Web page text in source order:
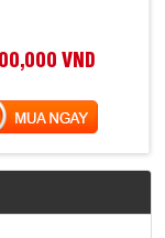
VND
NGAY